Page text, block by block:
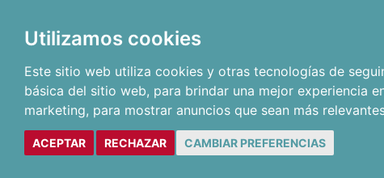
Utilizamos cookies
Este sitio web utiliza cookies y otras tecnologías de
básica del sitio web, para brindar una mejor experiencia
marketing, para mostrar anuncios que sean más
ACEPTAR RECHAZAR CAMBIAR PREFERENCIAS